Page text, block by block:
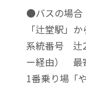
●バスの場合
「辻堂駅」
系統番号 辻
ー経由） 最
1番乗り場「